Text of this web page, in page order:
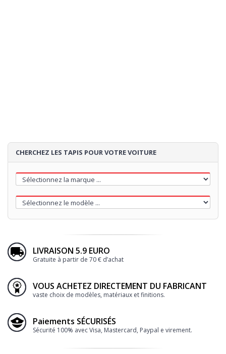
CHERCHEZ LES TAPIS POUR VOTRE VOITURE
LIVRAISON 5.9 EURO
Gratuite à partir de 70 € d’achat
VOUS ACHETEZ DIRECTEMENT DU FABRICANT
vaste choix de modèles, matériaux et finitions.
Paiements SÉCURISÉS
Sécurité 100% avec Visa, Mastercard, Paypal e virement.